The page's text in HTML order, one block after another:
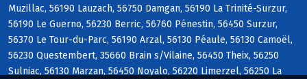
Muzillac, 56190 Lauzach, 56750 Damgan, 56190 La Trinité-Surzur,
56190 Le Guerno, 56230 Berric, 56760 Pénestin, 56450 Surzur,
56370 Le Tour-du-Parc, 56190 Arzal, 56130 Péaule, 56130 Camoël,
56230 Questembert, 35660 Brain s/Vilaine, 56450 Theix, 56250
Sulniac, 56130 Marzan, 56450 Noyalo, 56220 Limerzel, 56250 La